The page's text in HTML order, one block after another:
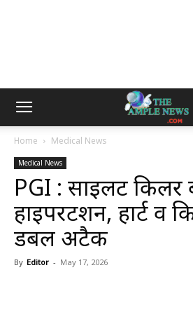
Home Medical News
Medical News
PGI : साइलेंट किलर
हाइपरटेंशन, हार्ट व
डबल अटैक
By Editor - May 17, 2026